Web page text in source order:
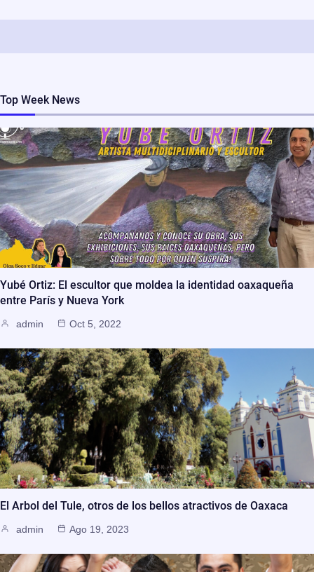
Top Week News
Yubé Ortiz: El escultor que moldea la identidad oaxaqueña
entre París y Nueva York
admin Oct 5, 2022
El Arbol del Tule, otros de los bellos atractivos de Oaxaca
admin Ago 19, 2023